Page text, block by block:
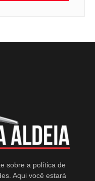
sobre a política de
Aqui você estará